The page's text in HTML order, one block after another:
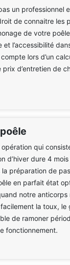
un professionnel
de connaitre les
de votre
l’accessibilité
lors d’un
prix d’entretien de
qui
d’hiver dure 4
préparation de
en parfait état
notre anticorps
la toux,
de ramoner
fonctionnement.